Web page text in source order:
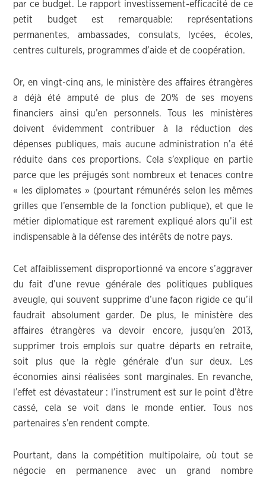
par ce budget. Le rapport investissement-efficacité de ce
petit budget est remarquable: représentations
permanentes, ambassades, consulats, lycées, écoles,
centres culturels, programmes d’aide et de coopération.
Or, en vingt-cinq ans, le ministère des affaires étrangères
a déjà été amputé de plus de 20% de ses moyens
financiers ainsi qu’en personnels. Tous les ministères
doivent évidemment contribuer à la réduction des
dépenses publiques, mais aucune administration n’a été
réduite dans ces proportions. Cela s’explique en partie
parce que les préjugés sont nombreux et tenaces contre
« les diplomates » (pourtant rémunérés selon les mêmes
grilles que l’ensemble de la fonction publique), et que le
métier diplomatique est rarement expliqué alors qu’il est
indispensable à la défense des intérêts de notre pays.
Cet affaiblissement disproportionné va encore s’aggraver
du fait d’une revue générale des politiques publiques
aveugle, qui souvent supprime d’une façon rigide ce qu’il
faudrait absolument garder. De plus, le ministère des
affaires étrangères va devoir encore, jusqu’en 2013,
supprimer trois emplois sur quatre départs en retraite,
soit plus que la règle générale d’un sur deux. Les
économies ainsi réalisées sont marginales. En revanche,
l’effet est dévastateur : l’instrument est sur le point d’être
cassé, cela se voit dans le monde entier. Tous nos
partenaires s’en rendent compte.
Pourtant, dans la compétition multipolaire, où tout se
négocie en permanence avec un grand nombre